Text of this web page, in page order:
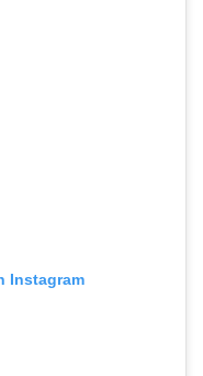
Instagram